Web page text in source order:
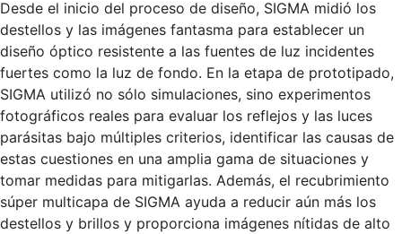
Desde el inicio del proceso de diseño, SIGMA midió los
destellos y las imágenes fantasma para establecer un
diseño óptico resistente a las fuentes de luz incidentes
fuertes como la luz de fondo. En la etapa de prototipado,
SIGMA utilizó no sólo simulaciones, sino experimentos
fotográficos reales para evaluar los reflejos y las luces
parásitas bajo múltiples criterios, identificar las causas de
estas cuestiones en una amplia gama de situaciones y
tomar medidas para mitigarlas. Además, el recubrimiento
súper multicapa de SIGMA ayuda a reducir aún más los
destellos y brillos y proporciona imágenes nítidas de alto